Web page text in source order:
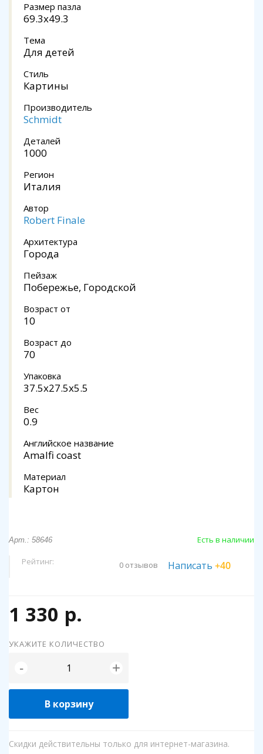
Размер пазла
69.3x49.3
Тема
Для детей
Стиль
Картины
Производитель
Schmidt
Деталей
1000
Регион
Италия
Автор
Robert Finale
Архитектура
Города
Пейзаж
Побережье, Городской
Возраст от
10
Возраст до
70
Упаковка
37.5x27.5x5.5
Вес
0.9
Английское название
Amalfi coast
Материал
Картон
Арт.: 58646 Есть в наличии
Рейтинг: 0 отзывов Написать +40
1 330 р.
УКАЖИТЕ КОЛИЧЕСТВО
- +
В корзину
Скидки действительны только для интернет-магазина.